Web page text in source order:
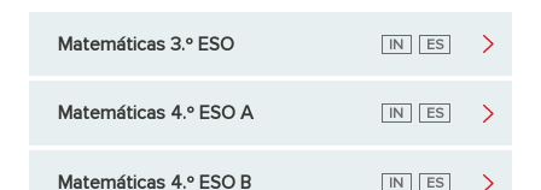
Matemáticas 3.º ESO Inglés
IN Español
ES
Matemáticas 4.º ESO A Inglés
IN Español
ES
Matemáticas 4.º ESO B Inglés
IN Español
ES